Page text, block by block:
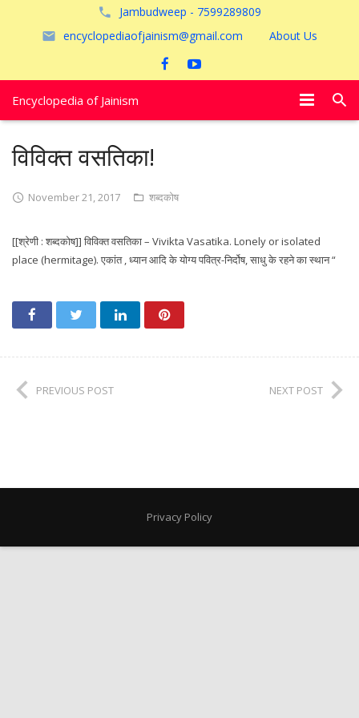
Jambudweep - 7599289809
encyclopediaofjainism@gmail.com
About Us
Encyclopedia of Jainism
अयोध्या
विविक्त वसतिका!
November 21, 2017 शब्दकोष
[[श्रेणी : शब्दकोष]] विविक्त वसतिका – Vivikta Vasatika. Lonely or isolated
place (hermitage). एकांत , ध्यान आदि के योग्य पवित्र-निर्दोष, साधु के रहने का स्थान “
PREVIOUS POST NEXT POST
Privacy Policy